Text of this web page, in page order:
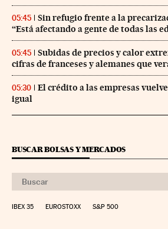
05:45
Sin refugio frente a la
“Está afectando a gente de todas las
05:45
Subidas de precios y calor
cifras de franceses y alemanes que
05:30
El crédito a las empresas
igual
BUSCAR BOLSAS Y MERCADOS
IBEX 35 EUROSTOXX S&P 500